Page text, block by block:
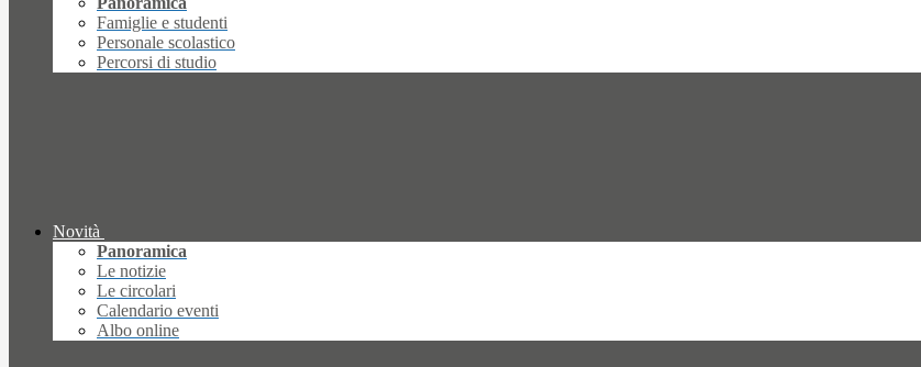
Famiglie e studenti
Personale scolastico
Percorsi di studio
Novità
Panoramica
Le notizie
Le circolari
Calendario eventi
Albo online